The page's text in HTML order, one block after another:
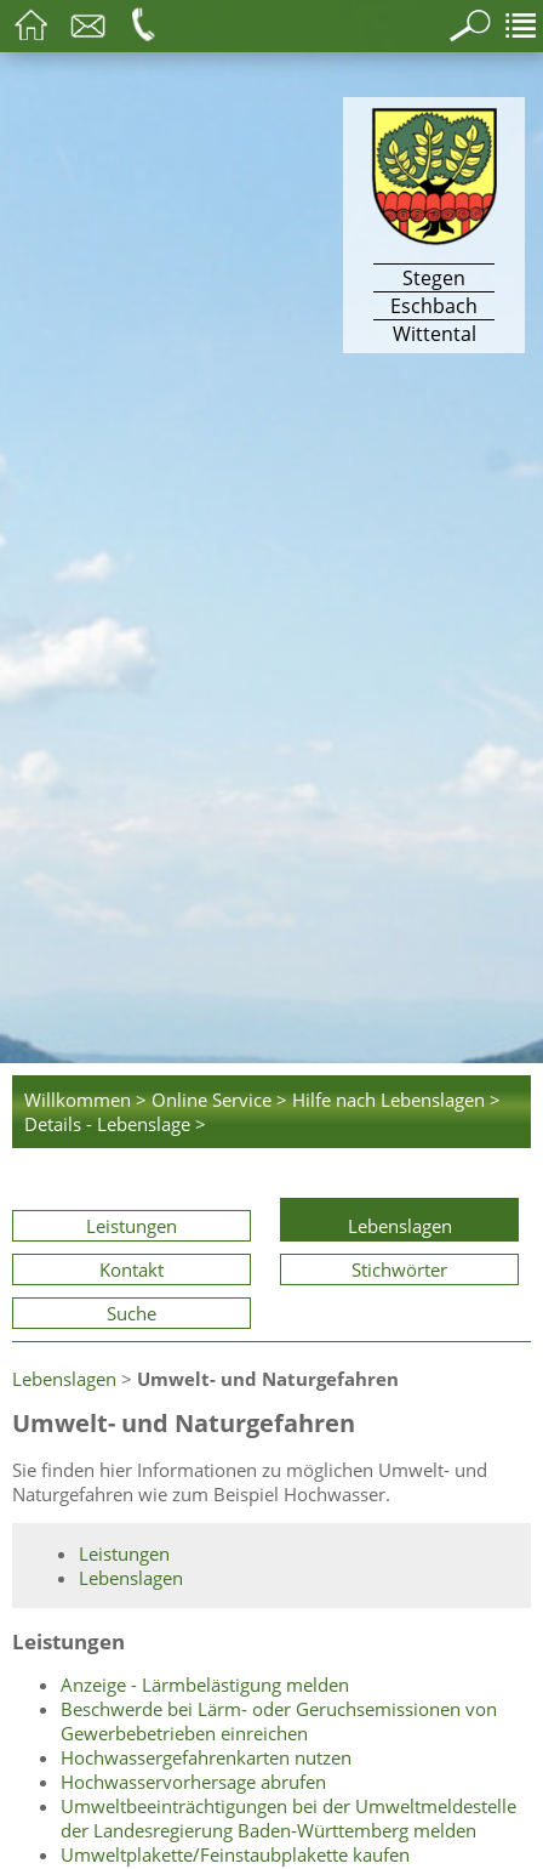
Stegen
Eschbach
Wittental
Willkommen > Online Service > Hilfe nach Lebenslagen >
Details - Lebenslage >
Leistungen
Lebenslagen
Kontakt
Stichwörter
Suche
Lebenslagen > Umwelt- und Naturgefahren
Umwelt- und Naturgefahren
Sie finden hier Informationen zu möglichen Umwelt- und
Naturgefahren wie zum Beispiel Hochwasser.
Leistungen
Lebenslagen
Leistungen
Anzeige - Lärmbelästigung melden
Beschwerde bei Lärm- oder Geruchsemissionen von
Gewerbebetrieben einreichen
Hochwassergefahrenkarten nutzen
Hochwasservorhersage abrufen
Umweltbeeinträchtigungen bei der Umweltmeldestelle
der Landesregierung Baden-Württemberg melden
Umweltplakette/Feinstaubplakette kaufen